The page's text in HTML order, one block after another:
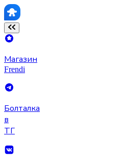
Магазин
Frendi
Болталка
в
ТГ